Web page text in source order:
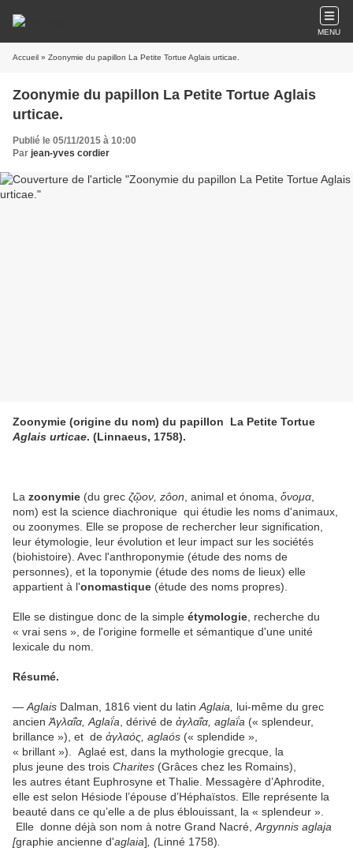
MENU
Accueil » Zoonymie du papillon La Petite Tortue Aglais urticae.
Zoonymie du papillon La Petite Tortue Aglais
urticae.
Publié le 05/11/2015 à 10:00
Par jean-yves cordier
Zoonymie (origine du nom) du papillon
La Petite Tortue
Aglais urticae. (Linnaeus, 1758).
La zoonymie (du grec ζῷον, zôon , animal et ónoma, ὄνομα
nom) est la science diachronique qui étudie les noms d'animaux,
ou zoonymes. Elle se propose de rechercher leur signification,
leur étymologie, leur évolution et leur impact sur les sociétés
(biohistoire). Avec l'anthroponymie (étude des noms de
personnes), et la toponymie (étude des noms de lieux) elle
appartient à l'onomastique (étude des noms propres).
Elle se distingue donc de la simple étymologie , recherche du
« vrai sens », de l'origine formelle et sémantique d'une unité
lexicale du nom.
Résumé.
— Aglais Dalman, 1816 vient du latin Aglaia
lui-même du grec
ancien Ἀγλαΐα Aglaḯa , dérivé de ἀγλαΐα aglaḯa (« splendeur,
brillance »), et de ἀγλαός , aglaós (« splendide »,
« brillant »). Aglaé est, dans la mythologie grecque, la
plus jeune des trois Charites (Grâces chez les Romains),
les autres étant Euphrosyne et Thalie. Messagère d’Aphrodite,
elle est selon Hésiode l’épouse d’Héphaïstos. Elle représente la
beauté dans ce qu’elle a de plus éblouissant, la « splendeur ».
Elle donne déjà son nom à notre Grand Nacré, Argynnis aglaja
[graphie ancienne d'aglaia] , (Linné 1758)